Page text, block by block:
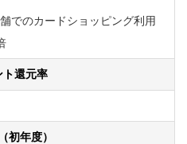
でのカードショッピング利用
ト還元率
初年度）